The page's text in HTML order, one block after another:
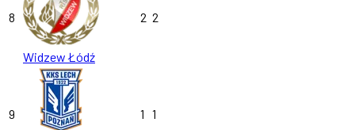
8
Widzew Łódź
2 2
9 1 1